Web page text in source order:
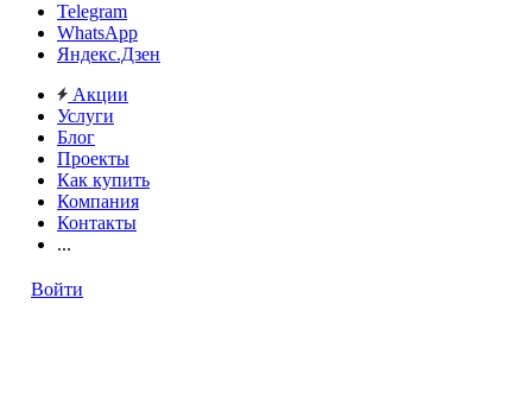
Telegram
WhatsApp
Яндекс.Дзен
Акции
Услуги
Блог
Проекты
Как купить
Компания
Контакты
...
Войти